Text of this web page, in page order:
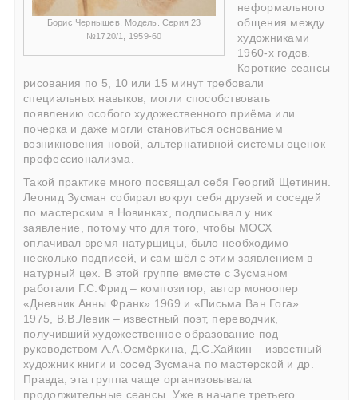
Борис Чернышев. Модель. Серия 23
№1720/1, 1959-60
неформального
общения между
художниками
1960-х годов.
Короткие сеансы
рисования по 5, 10 или 15 минут требовали
специальных навыков, могли способствовать
появлению особого художественного приёма или
почерка и даже могли становиться основанием
возникновения новой, альтернативной системы оценок
профессионализма.
Такой практике много посвящал себя Георгий Щетинин.
Леонид Зусман собирал вокруг себя друзей и соседей
по мастерским в Новинках, подписывал у них
заявление, потому что для того, чтобы МОСХ
оплачивал время натурщицы, было необходимо
несколько подписей, и сам шёл с этим заявлением в
натурный цех. В этой группе вместе с Зусманом
работали Г.С.Фрид – композитор, автор моноопер
«Дневник Анны Франк» 1969 и «Письма Ван Гога»
1975, В.В.Левик – известный поэт, переводчик,
получивший художественное образование под
руководством А.А.Осмёркина, Д.С.Хайкин – известный
художник книги и сосед Зусмана по мастерской и др.
Правда, эта группа чаще организовывала
продолжительные сеансы. Уже в начале третьего